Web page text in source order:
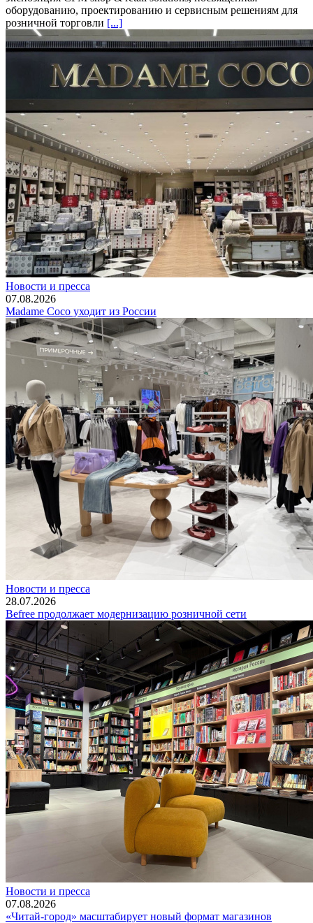
оборудованию, проектированию и сервисным решениям для
розничной торговли [...]
Новости и пресса
07.08.2026
Madame Coco уходит из России
Новости и пресса
28.07.2026
Befree продолжает модернизацию розничной сети
Новости и пресса
07.08.2026
«Читай-город» масштабирует новый формат магазинов